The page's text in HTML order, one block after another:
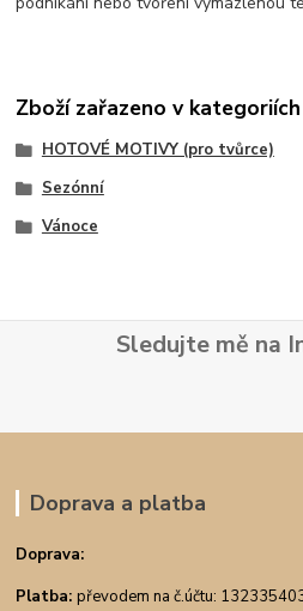
Zboží zařazeno v kategoriích
HOTOVÉ MOTIVY (pro tvůrce)
Sezónní
Vánoce
Sledujte mě na
Doprava a platba
Doprava:
Platba:převodem na č.účtu: